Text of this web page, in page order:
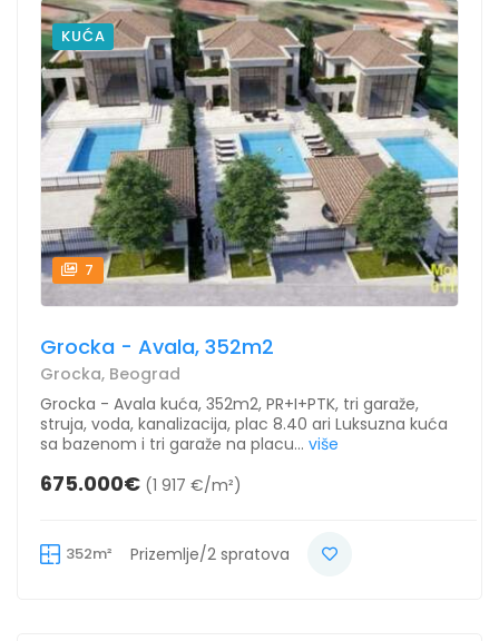
KUĆA
7
Grocka - Avala, 352m2
Grocka, Beograd
Grocka - Avala kuća, 352m2, PR+I+PTK, tri garaže,
struja, voda, kanalizacija, plac 8.40 ari Luksuzna kuća
sa bazenom i tri garaže na placu... više
675.000€ (1 917 €/m²)
352m² Prizemlje/2 spratova